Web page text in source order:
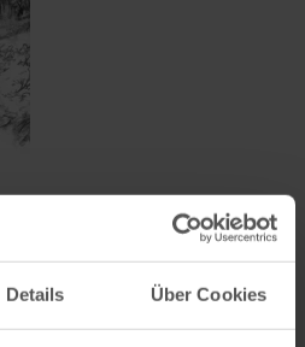
Details Über Cookies